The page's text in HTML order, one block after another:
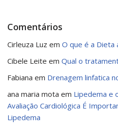
Comentários
Cirleuza Luz em O que é a Dieta
Cibele Leite em Qual o
Fabiana em Drenagem linfatica
ana maria mota em Lipedema e
Avaliação Cardiológica É
Lipedema